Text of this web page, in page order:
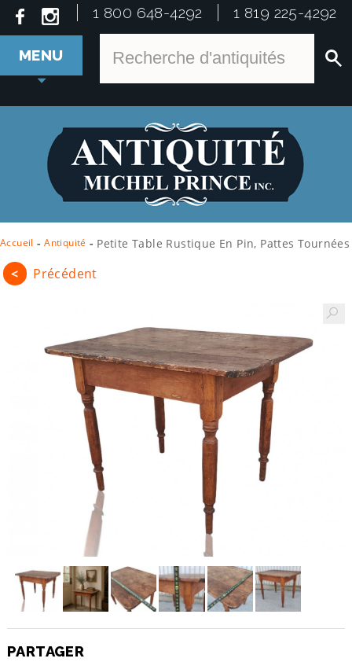
1 800 648-4292 1 819 225-4292
MENU
Accueil - Antiquité - Petite Table Rustique En Pin, Pattes Tournées
< Précédent
PARTAGER